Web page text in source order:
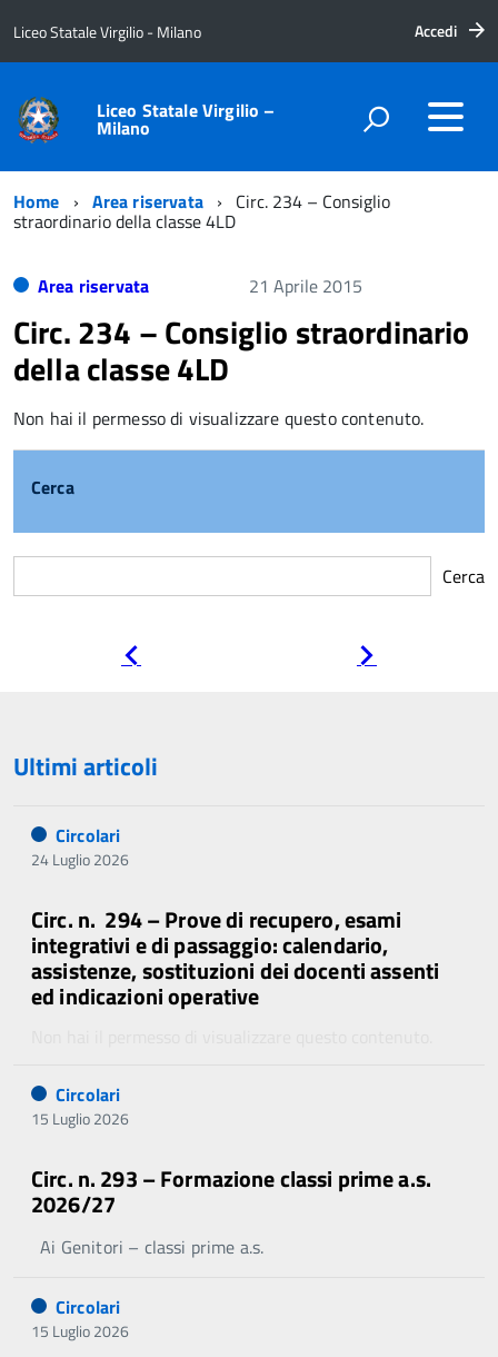
Liceo Statale Virgilio - Milano Accedi
Liceo Statale Virgilio –
Milano
Home Area riservata Circ. 234 – Consiglio
straordinario della classe 4LD
Area riservata 21 Aprile 2015
Circ. 234 – Consiglio straordinario
della classe 4LD
Non hai il permesso di visualizzare questo contenuto.
Cerca
Cerca
Ultimi articoli
Circolari
24 Luglio 2026
Circ. n. 294 – Prove di recupero, esami
integrativi e di passaggio: calendario,
assistenze, sostituzioni dei docenti assenti
ed indicazioni operative
Circolari
15 Luglio 2026
Circ. n. 293 – Formazione classi prime a.s.
2026/27
Ai Genitori – classi prime a.s.
Circolari
15 Luglio 2026